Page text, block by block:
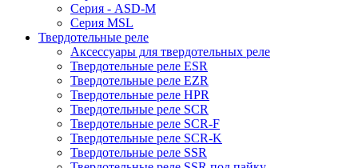
Серия - ASD-M
Серия MSL
Твердотельные реле
Аксессуары для твердотельных реле
Твердотельные реле ESR
Твердотельные реле EZR
Твердотельные реле HPR
Твердотельные реле SCR
Твердотельные реле SCR-F
Твердотельные реле SCR-K
Твердотельные реле SSR